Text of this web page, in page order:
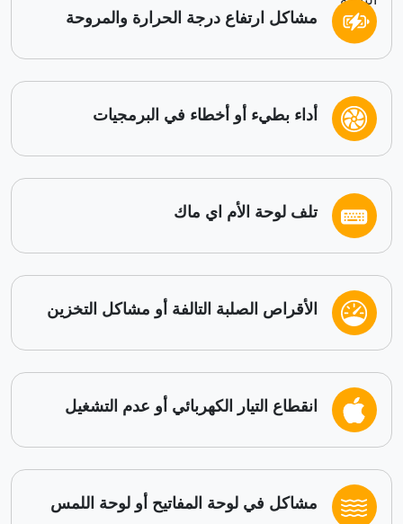
مشاكل ارتفاع درجة الحرارة والمروحة
أداء بطيء أو أخطاء في البرمجيات
تلف لوحة الأم اي ماك
الأقراص الصلبة التالفة أو مشاكل التخزين
انقطاع التيار الكهربائي أو عدم التشغيل
مشاكل في لوحة المفاتيح أو لوحة اللمس